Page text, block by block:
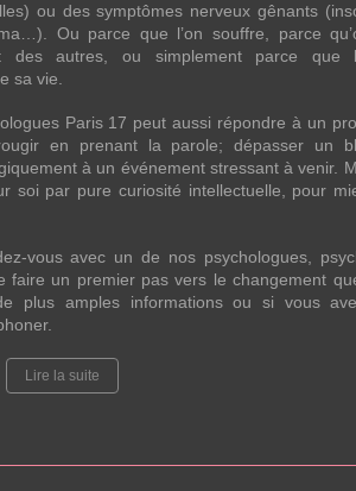
ou des symptômes nerveux gênants
Ou parce que l’on souffre, parce
des autres, ou simplement parce que
sa vie.
Paris 17 peut aussi répondre à un
en prenant la parole; dépasser un
à un événement stressant à venir.
soi par pure curiosité intellectuelle, pour
vous avec un de nos psychologues,
faire un premier pas vers le changement
plus amples informations ou si vous
Lire la suite